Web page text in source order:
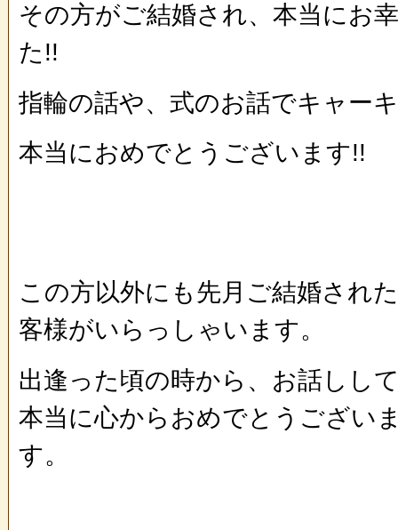
その方がご結婚され、本当にお
た!!
指輪の話や、式のお話でキャー
本当におめでとうございます!!
この方以外にも先月ご結婚され
客様がいらっしゃいます。
出逢った頃の時から、お話しし
本当に心からおめでとうござい
す。